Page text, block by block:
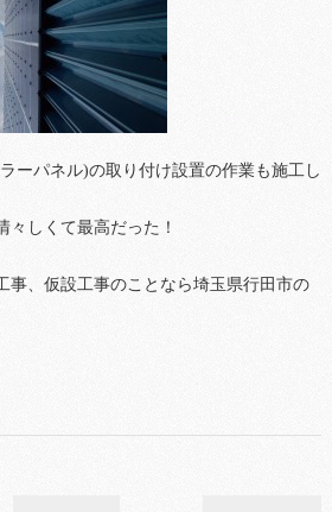
ーパネル)の取り付け設置の作業も施工し
々しくて最高だった！
事、仮設工事のことなら埼玉県行田市の